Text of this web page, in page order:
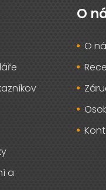
a
O
O